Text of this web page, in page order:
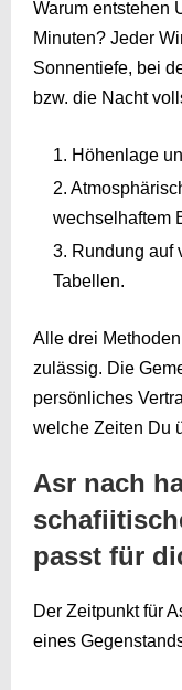
Warum entstehen
Minuten? Jeder
Sonnentiefe, bei
bzw. die Nacht
Höhenlage
wechselhaftem
Rundung auf
Tabellen.
Alle drei
zulässig. Die
persönliches
welche Zeiten Du
Asr nach
passt für
Der Zeitpunkt für
eines